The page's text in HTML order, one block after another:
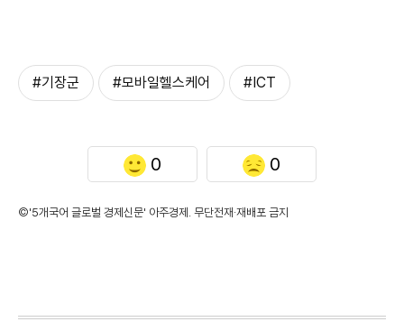
#기장군 #모바일헬스케어 #ICT
0 0
©'5개국어 글로벌 경제신문' 아주경제. 무단전재·재배포 금지